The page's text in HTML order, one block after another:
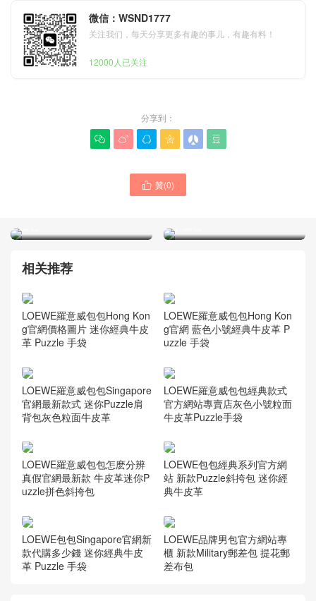
微信：WSND1777
关注我们，每天分享更多有趣的事儿，有趣有料！
12000人已关注
分享到：
     
 贊(0)
LOEWE羅意威屬於什麽檔次
機包
2024新款LOEWE羅意威包
手機包
相关推荐
LOEWE羅意威包包Hong Kon
g官網價格圖片 迷你經典牛皮
革 Puzzle 手袋
LOEWE羅意威包包Hong Kon
g官網 藍色小號經典牛皮革 P
uzzle 手袋
LOEWE羅意威包包Singapore
官網最新款式 迷你Puzzle肩
背包灰色粒面牛皮革
LOEWE羅意威包包經典款式
官方網站專賣店灰色小號粒面
牛皮革Puzzle手袋
LOEWE羅意威包包怎麽分辨
真假官網最新款 牛皮革迷你P
uzzle拼色斜挎包
LOEWE包包經典系列官方網
站 新款Puzzle斜挎包 迷你經
典牛皮革
LOEWE包包Singapore官網新
款代購多少錢 迷你經典牛皮
革 Puzzle 手袋
LOEWE品牌男包官方網站專
櫃 新款Military郵差包 提花郵
差布包